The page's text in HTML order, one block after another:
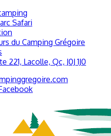
Safari
du Camping Grégoire
221, Lacolle, Qc, J0J 1J0